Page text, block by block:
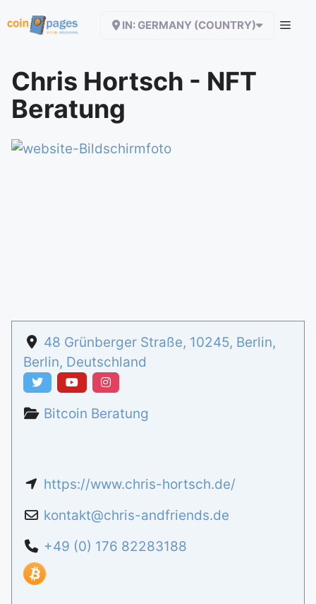
Inhalt
IN: GERMANY (COUNTRY)
Chris Hortsch - NFT
Beratung
48 Grünberger Straße, 10245, Berlin,
Berlin, Deutschland
Bitcoin Beratung
https://www.chris-hortsch.de/
kontakt@chris-andfriends.de
+49 (0) 176 82283188